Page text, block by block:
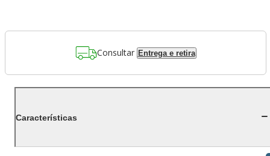
Consultar Entrega e retira
Características